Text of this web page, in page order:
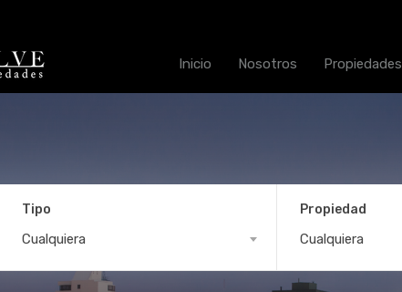
Inicio Nosotros Propiedades
Tipo
Cualquiera
Propiedad
Cualquiera